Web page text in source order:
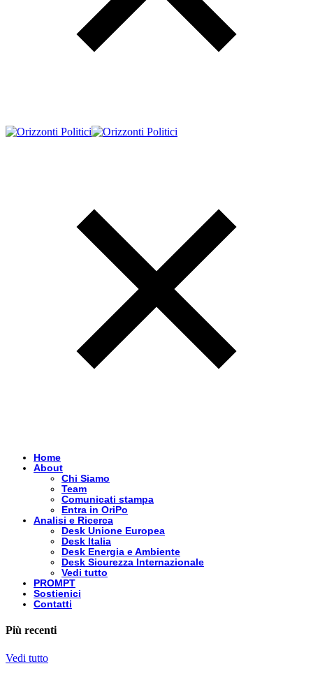
Home
About
Chi Siamo
Team
Comunicati stampa
Entra in OriPo
Analisi e Ricerca
Desk Unione Europea
Desk Italia
Desk Energia e Ambiente
Desk Sicurezza Internazionale
Vedi tutto
PROMPT
Sostienici
Contatti
Più recenti
Vedi tutto